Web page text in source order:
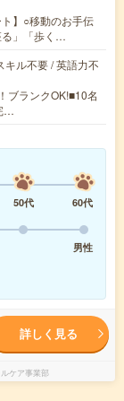
】○移動のお手伝
る」「歩く…
キル不要 / 英語力不
ブランクOK!■10名
…
50代
60代
男性
詳しく見る
ケア事業部